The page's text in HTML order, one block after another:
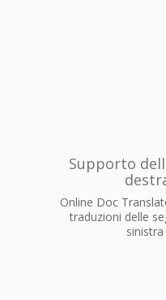
Supporto
Online Doc
traduzioni delle